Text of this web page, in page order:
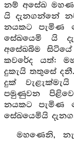
නම් අසේඛ මහණ
යි දැනගන්නේ
නයකට පැමිණ
සේඛයෙමි යි
අසේඛබිම
කවරේද යත්:
දුකැයි තතුසේ
දුක්
පමුණුවන
නයකට පැමිණ
සේඛයෙමියි
මහණෙනි,